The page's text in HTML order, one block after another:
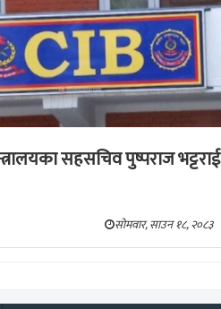
सहसचिव पुष्पराज भट्टराई
सोमवार, साउन १८, २०८३